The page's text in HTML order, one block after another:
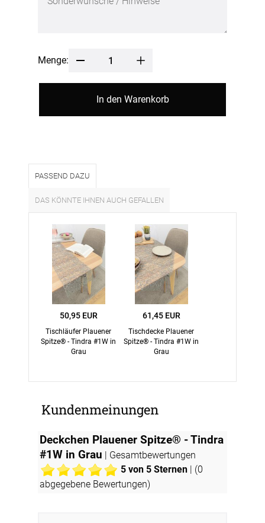
Menge:
In den Warenkorb
PASSEND DAZU
DAS KÖNNTE IHNEN AUCH GEFALLEN
50,95 EUR
Tischläufer Plauener
Spitze® - Tindra #1W in
Grau
61,45 EUR
Tischdecke Plauener
Spitze® - Tindra #1W in
Grau
Kundenmeinungen
Deckchen Plauener Spitze® - Tindra
#1W in Grau | Gesamtbewertungen
5 von 5 Sternen | (0
abgegebene Bewertungen)